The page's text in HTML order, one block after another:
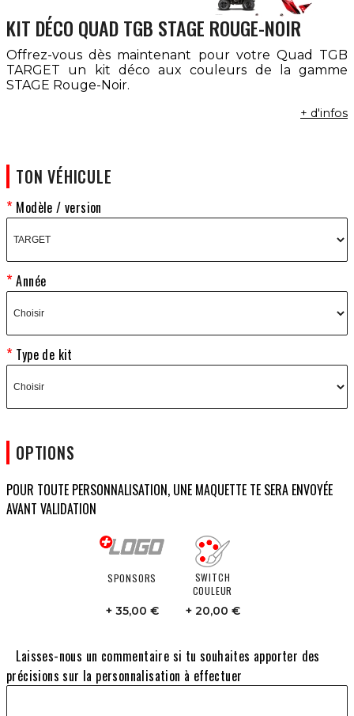
KIT DÉCO QUAD TGB STAGE ROUGE-NOIR
Offrez-vous dès maintenant pour votre Quad TGB
TARGET un kit déco aux couleurs de la gamme
STAGE Rouge-Noir.
+ d'infos
TON VÉHICULE
Modèle / version
Année
Type de kit
OPTIONS
POUR TOUTE PERSONNALISATION, UNE MAQUETTE TE SERA ENVOYÉE
AVANT VALIDATION
SPONSORS
35,00 €
SWITCH
COULEUR
20,00 €
Laisses-nous un commentaire si tu souhaites apporter des
précisions sur la personnalisation à effectuer